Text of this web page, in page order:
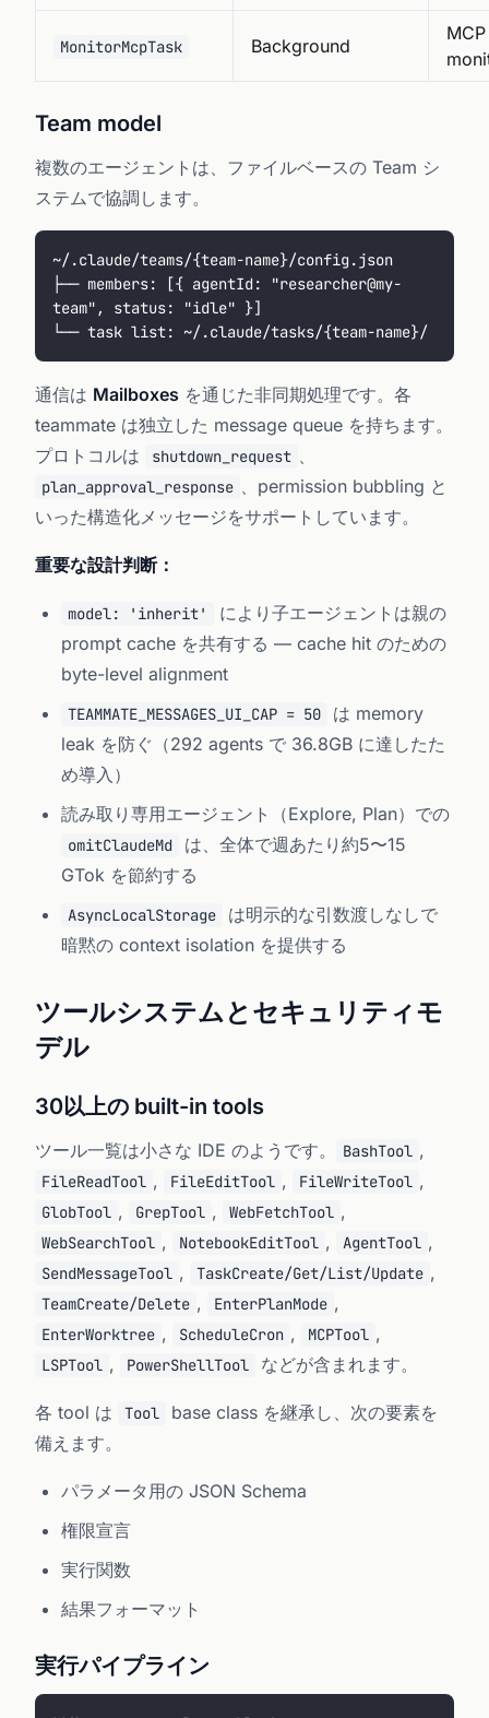
MonitorMcpTask Background
Team model
複数のエージェントは、ファイルベースの Team シ
ステムで協調します。
~/.claude/teams/{team-name}/config.json
├── members: [{ agentId: "researcher@my-
team", status: "idle" }]
└── task list: ~/.claude/tasks/{team-name}/
通信は Mailboxes を通じた非同期処理です。各
teammate は独立した message queue を持ちます。
プロトコルは
shutdown_request 、
plan_approval_response 、permission bubbling と
いった構造化メッセージをサポートしています。
重要な設計判断：
model: 'inherit'
により子エージェントは親の
prompt cache を共有する — cache hit のための
byte-level alignment
TEAMMATE_MESSAGES_UI_CAP = 50
は memory
leak を防ぐ（292 agents で 36.8GB に達したた
め導入）
読み取り専用エージェント（Explore, Plan）での
omitClaudeMd
は、全体で週あたり約5〜15
GTok を節約する
AsyncLocalStorage
は明示的な引数渡しなしで
暗黙の context isolation を提供する
ツールシステムとセキュリティモ
デル
30以上の built-in tools
ツール一覧は小さな IDE のようです。 BashTool ,
FileReadTool , FileEditTool , FileWriteTool ,
GlobTool , GrepTool , WebFetchTool ,
WebSearchTool , NotebookEditTool , AgentTool ,
SendMessageTool , TaskCreate/Get/List/Update ,
TeamCreate/Delete , EnterPlanMode ,
EnterWorktree , ScheduleCron , MCPTool ,
LSPTool , PowerShellTool などが含まれます。
各 tool は Tool
base class を継承し、次の要素を
備えます。
パラメータ用の JSON Schema
権限宣言
実行関数
結果フォーマット
実行パイプライン